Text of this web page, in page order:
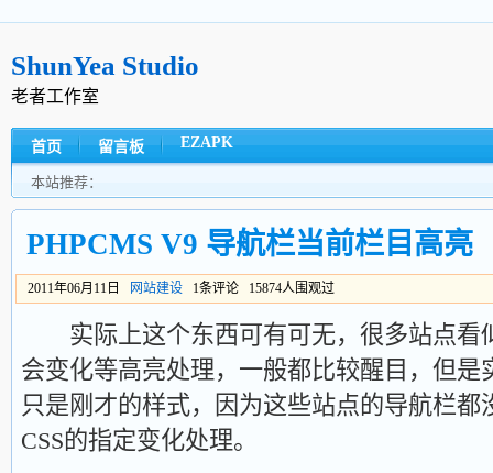
ShunYea Studio
老者工作室
首页 留言板 EZAPK
本站推荐：
PHPCMS V9 导航栏当前栏目高亮
2011年06月11日 网站建设 1条评论 15874人围观过
实际上这个东西可有可无，很多站点看
会变化等高亮处理，一般都比较醒目，但是
只是刚才的样式，因为这些站点的导航栏都
CSS的指定变化处理。